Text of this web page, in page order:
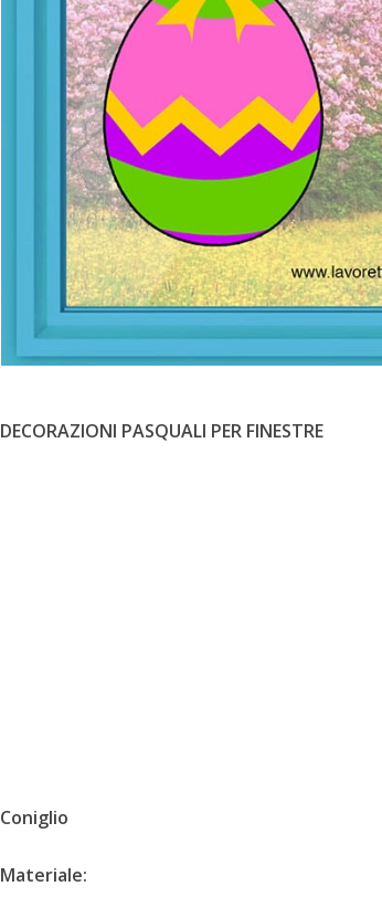
DECORAZIONI PASQUALI PER FINESTRE
Coniglio
Materiale: